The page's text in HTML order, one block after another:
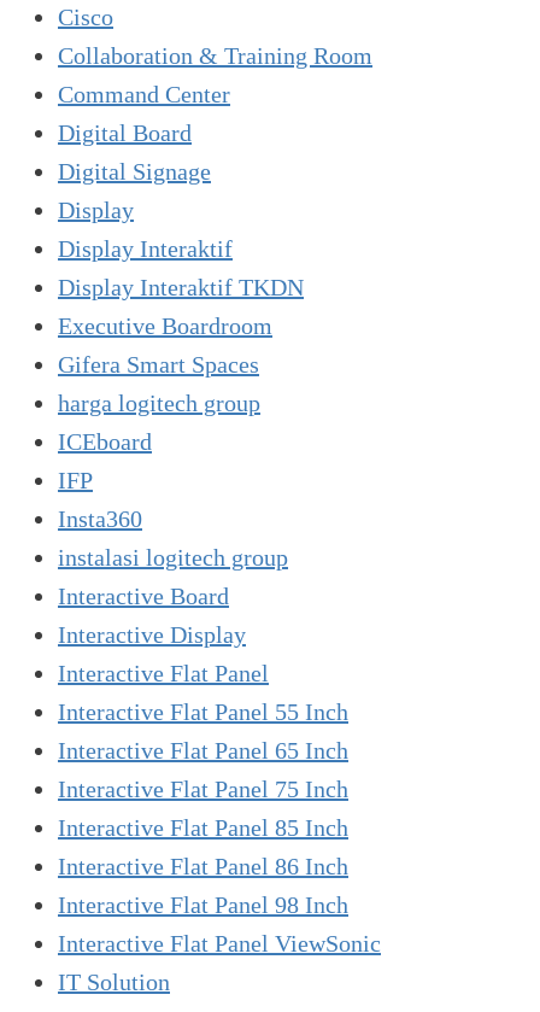
Cisco
Collaboration & Training Room
Command Center
Digital Board
Digital Signage
Display
Display Interaktif
Display Interaktif TKDN
Executive Boardroom
Gifera Smart Spaces
harga logitech group
ICEboard
IFP
Insta360
instalasi logitech group
Interactive Board
Interactive Display
Interactive Flat Panel
Interactive Flat Panel 55 Inch
Interactive Flat Panel 65 Inch
Interactive Flat Panel 75 Inch
Interactive Flat Panel 85 Inch
Interactive Flat Panel 86 Inch
Interactive Flat Panel 98 Inch
Interactive Flat Panel ViewSonic
IT Solution